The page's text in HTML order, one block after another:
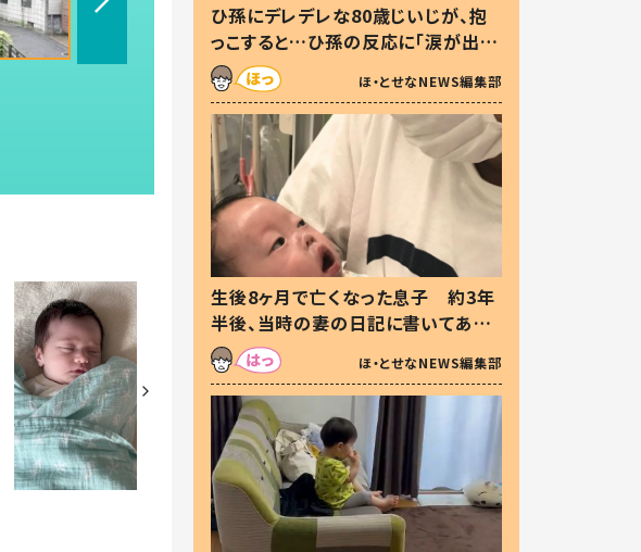
ひ孫にデレデレな80歳じいじが、抱
っこすると…ひ孫の反応に「涙が出ま
した」「可愛くて仕方ない」
ほ・とせなNEWS編集部
生後8ヶ月で亡くなった息子 約3年
半後、当時の妻の日記に書いてあっ
た本音とは
ほ・とせなNEWS編集部